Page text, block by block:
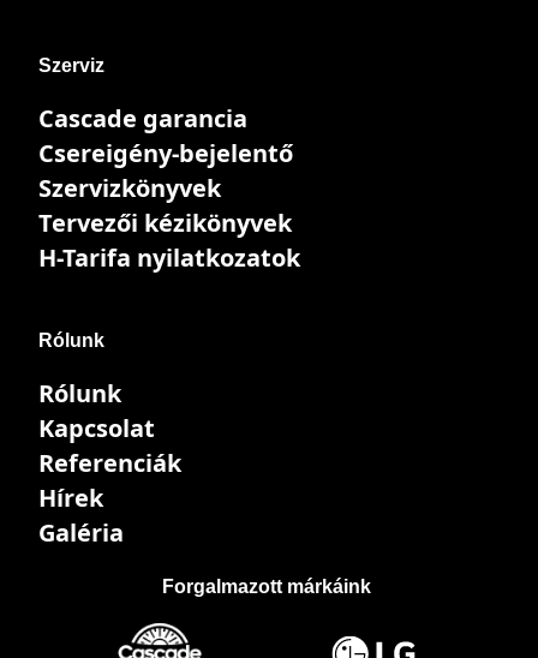
Szerviz
Cascade garancia
Csereigény-bejelentő
Szervizkönyvek
Tervezői kézikönyvek
H-Tarifa nyilatkozatok
Rólunk
Rólunk
Kapcsolat
Referenciák
Hírek
Galéria
Forgalmazott márkáink